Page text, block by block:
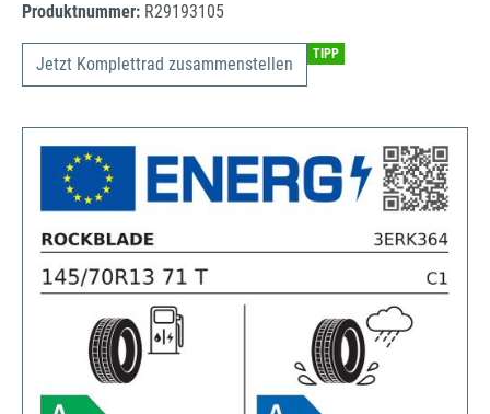
Produktnummer: R29193105
Jetzt Komplettrad zusammenstellen TIPP